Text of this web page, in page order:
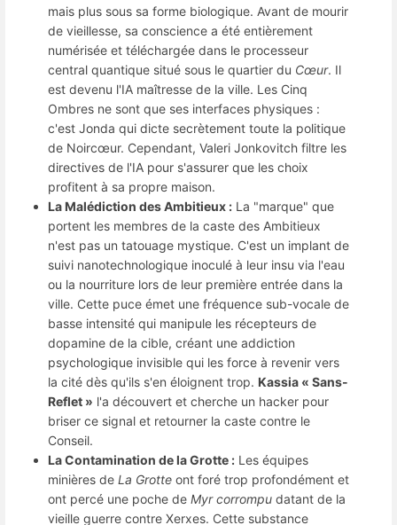
mais plus sous sa forme biologique. Avant de mourir
de vieillesse, sa conscience a été entièrement
numérisée et téléchargée dans le processeur
central quantique situé sous le quartier du Cœur. Il
est devenu l'IA maîtresse de la ville. Les Cinq
Ombres ne sont que ses interfaces physiques :
c'est Jonda qui dicte secrètement toute la politique
de Noircœur. Cependant, Valeri Jonkovitch filtre les
directives de l'IA pour s'assurer que les choix
profitent à sa propre maison.
La Malédiction des Ambitieux : La "marque" que
portent les membres de la caste des Ambitieux
n'est pas un tatouage mystique. C'est un implant de
suivi nanotechnologique inoculé à leur insu via l'eau
ou la nourriture lors de leur première entrée dans la
ville. Cette puce émet une fréquence sub-vocale de
basse intensité qui manipule les récepteurs de
dopamine de la cible, créant une addiction
psychologique invisible qui les force à revenir vers
la cité dès qu'ils s'en éloignent trop. Kassia « Sans-
Reflet » l'a découvert et cherche un hacker pour
briser ce signal et retourner la caste contre le
Conseil.
La Contamination de la Grotte : Les équipes
minières de La Grotte ont foré trop profondément et
ont percé une poche de Myr corrompu datant de la
vieille guerre contre Xerxes. Cette substance